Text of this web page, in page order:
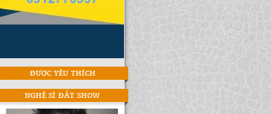
ĐƯỢC YÊU THÍCH
NGHỆ SĨ ĐẮT SHOW